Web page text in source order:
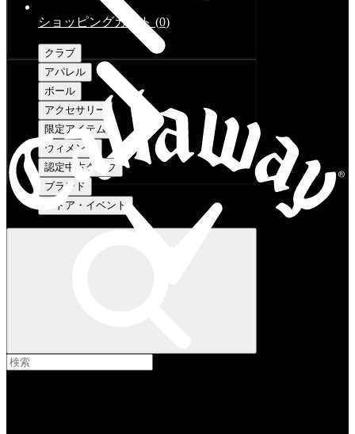
ショッピングカート (0)
クラブ
アパレル
ボール
アクセサリー
限定アイテム
ウィメンズ
認定中古クラブ
ブランド
ストア・イベント